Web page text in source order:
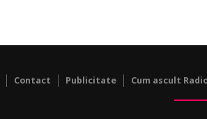
Contact Publicitate Cum ascult